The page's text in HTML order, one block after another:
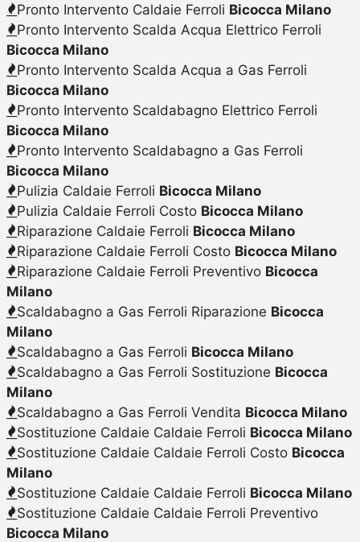
Pronto Intervento Caldaie Ferroli Bicocca Milano
Pronto Intervento Scalda Acqua Elettrico Ferroli
Bicocca Milano
Pronto Intervento Scalda Acqua a Gas Ferroli
Bicocca Milano
Pronto Intervento Scaldabagno Elettrico Ferroli
Bicocca Milano
Pronto Intervento Scaldabagno a Gas Ferroli
Bicocca Milano
Pulizia Caldaie Ferroli Bicocca Milano
Pulizia Caldaie Ferroli Costo Bicocca Milano
Riparazione Caldaie Ferroli Bicocca Milano
Riparazione Caldaie Ferroli Costo Bicocca Milano
Riparazione Caldaie Ferroli Preventivo Bicocca
Milano
Scaldabagno a Gas Ferroli Riparazione Bicocca
Milano
Scaldabagno a Gas Ferroli Bicocca Milano
Scaldabagno a Gas Ferroli Sostituzione Bicocca
Milano
Scaldabagno a Gas Ferroli Vendita Bicocca Milano
Sostituzione Caldaie Caldaie Ferroli Bicocca Milano
Sostituzione Caldaie Caldaie Ferroli Costo Bicocca
Milano
Sostituzione Caldaie Caldaie Ferroli Bicocca Milano
Sostituzione Caldaie Caldaie Ferroli Preventivo
Bicocca Milano